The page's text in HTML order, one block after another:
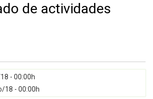
de actividades
- 00:00h
18 - 00:00h